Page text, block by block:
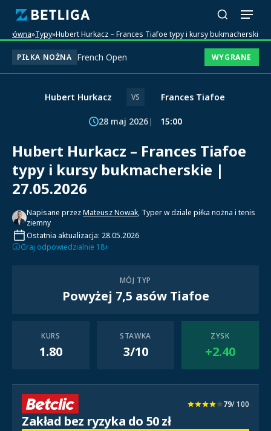
główna»Typy»Hubert Hurkacz – Frances Tiafoe typy i kursy bukmacherskie |
PIŁKA NOŻNA French Open WYGRANE
Hubert Hurkacz VS Frances Tiafoe
28 maj 2026 15:00
Hubert Hurkacz – Frances Tiafoe
typy i kursy bukmacherskie |
27.05.2026
Napisane przezMateusz Nowak, Typer w dziale piłka nożna i tenis
ziemny
Ostatnia aktualizacja: 28.05.2026
Graj odpowiedzialnie 18+
MÓJ TYP
Powyżej 7,5 asów Tiafoe
KURS
1.80
STAWKA
3/10
ZYSK
+2.40
79/ 100
Zakład bez ryzyka do 50 zł